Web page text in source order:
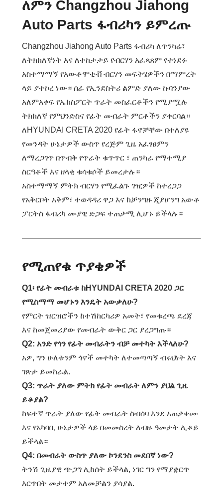
ለምን Changzhou Jiahong
Auto Parts ፋብሪካን ይምረጡ
Changzhou Jiahong Auto Parts ፋብሪካ ለጥንካሬ፣
ለትክክለኛነት እና ለተከታታይ የብርሃን አፈጻጸም የተነደፉ
አስተማማኝ የአውቶሞቲቭ ብርሃን መፍትሄዎችን በማምረት
ላይ ያተኮረ ነው። ሰፊ የኢንደስትሪ ልምድ ያለው ኩባንያው
አለምአቀፍ የኤክስፖርት ጥራት መስፈርቶችን የሚያሟሉ
ትክክለኛ የምህንድስና የፊት መብራት ምርቶችን ያቀርባል።
ለHYUNDAI CRETA 2020 የፊት ፋኖቻቸው በተለያዩ
የመንዳት ሁኔታዎች ውስጥ የረጅም ጊዜ አፈፃፀምን
ለማረጋገጥ በጥብቅ የጥራት ቁጥጥር ፣ ጠንካራ የማተሚያ
ስርዓቶች እና ዘላቂ ቁሳቁሶች ይመረታሉ።
አስተማማኝ ምትክ ብርሃን የሚፈልጉ ገዢዎች ከተረጋጋ
የአቅርቦት አቅም፣ ተወዳዳሪ ዋጋ እና ከቻንግዙ ጂያሆንግ አውቶ
ፓርትስ ፋብሪካ ሙያዊ ድጋፍ ተጠቃሚ ሊሆኑ ይችላሉ።
የሚጠየቁ ጥያቄዎች
Q1፡ የፊት መብራቱ ከHYUNDAI CRETA 2020 ጋር
የሚስማማ መሆኑን እንዴት አውቃለሁ?
የምርት ዝርዝሮችን ከተሽከርካሪዎ አመት፣ የመቁረጫ ደረጃ
እና ከመጀመሪያው የመብራት ውቅር ጋር ያረጋግጡ።
Q2: አንድ የጎን የፊት መብራትን ብቻ መተካት እችላለሁ?
አዎ, ግን ሁለቱንም ጎኖች መተካት ለተመጣጣኝ ብሩህነት እና
ገጽታ ይመከራል.
Q3: ጥራት ያለው ምትክ የፊት መብራት ለምን ያህል ጊዜ
ይቆያል?
ከፍተኛ ጥራት ያለው የፊት መብራት ስብሰባ እንደ አጠቃቀሙ
እና የአካባቢ ሁኔታዎች ላይ በመመስረት ለብዙ ዓመታት ሊቆይ
ይችላል።
Q4: በመብራት ውስጥ ያለው ኮንደንስ መደበኛ ነው?
ትንሽ ጊዜያዊ ጭጋግ ሊከሰት ይችላል, ነገር ግን የማያቋርጥ
እርጥበት መታተም አለመቻልን ያሳያል.